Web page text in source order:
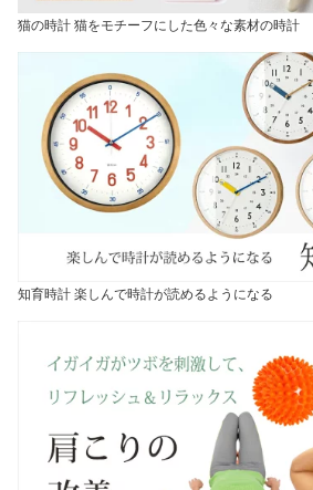
猫の時計 猫をモチーフにした色々な素材の時計
知育時計 楽しんで時計が読めるようになる